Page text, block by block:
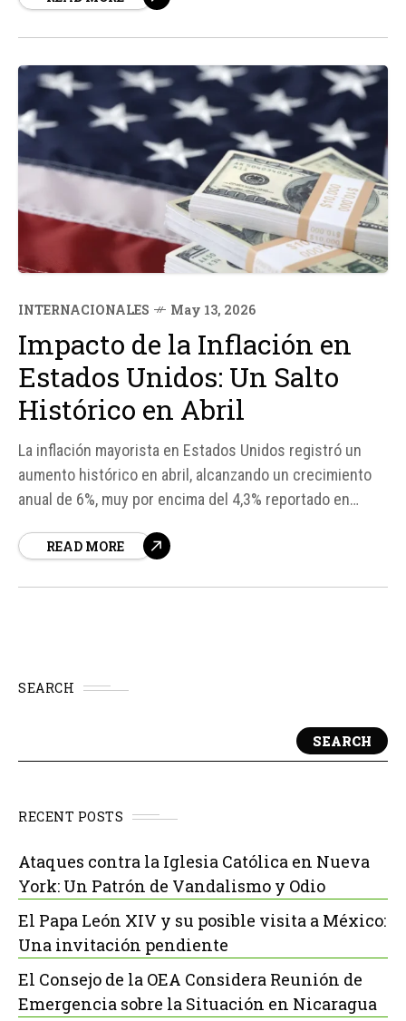
INTERNACIONALES May 13, 2026
Impacto de la Inflación en
Estados Unidos: Un Salto
Histórico en Abril
La inflación mayorista en Estados Unidos registró un
aumento histórico en abril, alcanzando un crecimiento
anual de 6%, muy por encima del 4,3% reportado en
cifras divulgadas por el Índice de Precios al Productor
READ MORE
SEARCH
SEARCH
RECENT POSTS
Ataques contra la Iglesia Católica en Nueva
York: Un Patrón de Vandalismo y Odio
El Papa León XIV y su posible visita a México:
Una invitación pendiente
El Consejo de la OEA Considera Reunión de
Emergencia sobre la Situación en Nicaragua